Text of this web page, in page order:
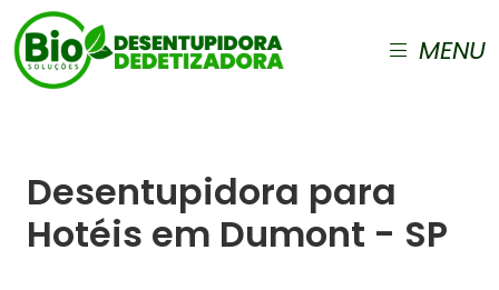
MENU
Desentupidora para
Hotéis em Dumont - SP